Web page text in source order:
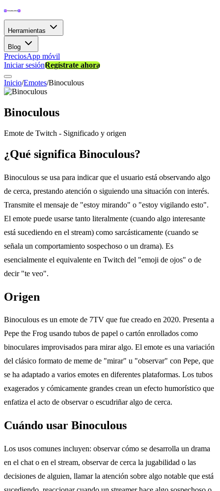
Herramientas
Blog
PreciosApp móvil
Iniciar sesiónRegístrate ahora
Inicio/Emotes/Binoculous
Binoculous
Emote de Twitch - Significado y origen
¿Qué significa Binoculous?
Binoculous se usa para indicar que el usuario está observando algo
de cerca, prestando atención o siguiendo una situación con interés.
Transmite el mensaje de "estoy mirando" o "estoy vigilando esto".
El emote puede usarse tanto literalmente (cuando algo interesante
está sucediendo en el stream) como sarcásticamente (cuando se
señala un comportamiento sospechoso o un drama). Es
esencialmente el equivalente en Twitch del "emoji de ojos" o de
decir "te veo".
Origen
Binoculous es un emote de 7TV que fue creado en 2020. Presenta a
Pepe the Frog usando tubos de papel o cartón enrollados como
binoculares improvisados para mirar algo. El emote es una variación
del clásico formato de meme de "mirar" u "observar" con Pepe, que
se ha adaptado a varios emotes en diferentes plataformas. Los tubos
exagerados y cómicamente grandes crean un efecto humorístico que
enfatiza el acto de observar o escudriñar algo de cerca.
Cuándo usar Binoculous
Los usos comunes incluyen: observar cómo se desarrolla un drama
en el chat o en el stream, observar de cerca la jugabilidad o las
decisiones de alguien, llamar la atención sobre algo notable que está